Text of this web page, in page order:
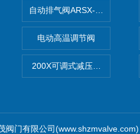
自动排气阀ARSX-0015/
电动高温调节阀
200X可调式减压阀（减压稳
阀门有限公司